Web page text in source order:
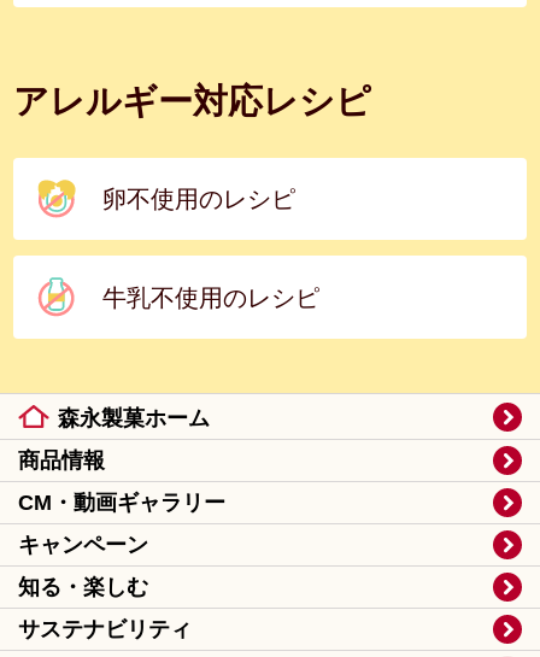
アレルギー対応レシピ
卵不使用のレシピ
牛乳不使用のレシピ
森永製菓ホーム
商品情報
CM・動画ギャラリー
キャンペーン
知る・楽しむ
サステナビリティ